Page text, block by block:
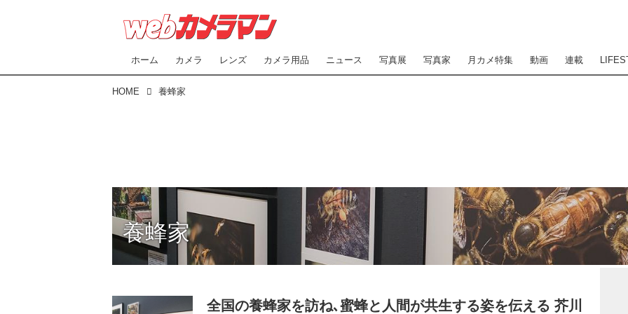
ホーム カメラ レンズ カメラ用品 ニュース 写真展 写真家 月カメ特集 動画 連載
HOME 養蜂家
養蜂家
全国の養蜂家を訪ね､蜜蜂と人間が共生する姿を伝える 芥川